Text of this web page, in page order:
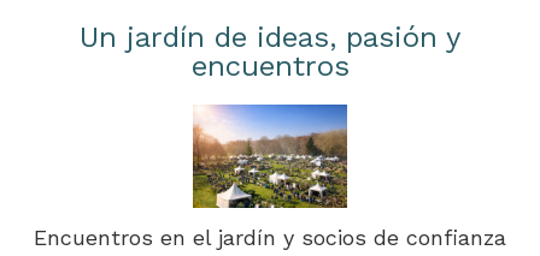
Un jardín de ideas, pasión y
encuentros
Encuentros en el jardín y socios de confianza